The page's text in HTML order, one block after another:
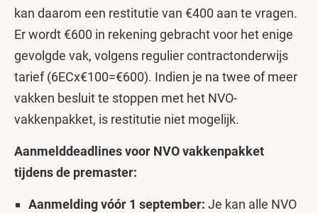
kan daarom een restitutie van €400 aan te vragen.
Er wordt €600 in rekening gebracht voor het enige
gevolgde vak, volgens regulier contractonderwijs
tarief (6ECx€100=€600). Indien je na twee of meer
vakken besluit te stoppen met het NVO-
vakkenpakket, is restitutie niet mogelijk.
Aanmelddeadlines voor NVO vakkenpakket
tijdens de premaster:
Aanmelding vóór 1 september: Je kan alle NVO